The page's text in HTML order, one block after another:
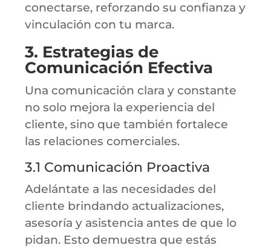
conectarse, reforzando su confianza y
vinculación con tu marca.
3. Estrategias de
Comunicación Efectiva
Una comunicación clara y constante
no solo mejora la experiencia del
cliente, sino que también fortalece
las relaciones comerciales.
3.1 Comunicación Proactiva
Adelántate a las necesidades del
cliente brindando actualizaciones,
asesoría y asistencia antes de que lo
pidan. Esto demuestra que estás